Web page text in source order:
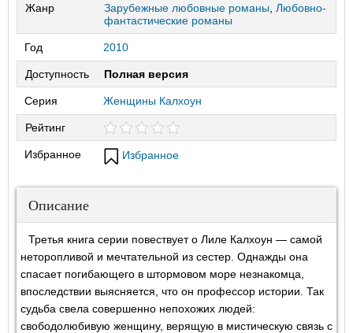
Жанр Зарубежные любовные романы, Любовно-
фантастические романы
Год 2010
Доступность Полная версия
Серия Женщины Калхоун
Рейтинг
Избранное Избранное
Описание
Третья книга серии повествует о Лиле Калхоун — самой
неторопливой и мечтательной из сестер. Однажды она
спасает погибающего в штормовом море незнакомца,
впоследствии выясняется, что он профессор истории. Так
судьба свела совершенно непохожих людей:
свободолюбивую женщину, верящую в мистическую связь с